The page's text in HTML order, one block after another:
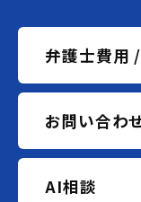
弁護士費用
お問い合わ
AI相談